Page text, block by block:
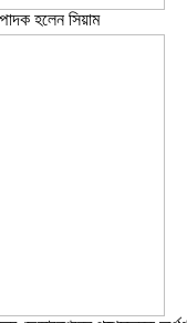
হলেন সিয়াম